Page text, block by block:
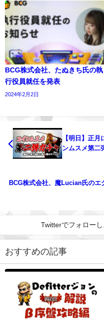
BCG株式会社、たぬきち氏の執
行役員就任を発表
2024年2月2日
【明日】正
ンムスメ第二
BCG株式会社、魔Lucian氏のエ
Twitterでフォローし
おすすめの記事